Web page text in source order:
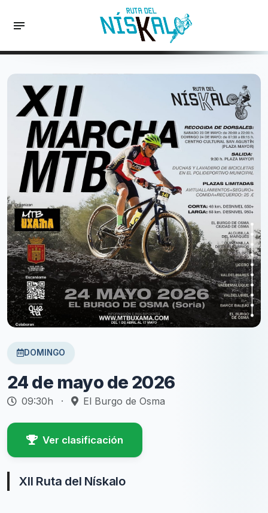
DOMINGO
24 de mayo de 2026
09:30h · El Burgo de Osma
Ver clasificación
XII Ruta del Nískalo